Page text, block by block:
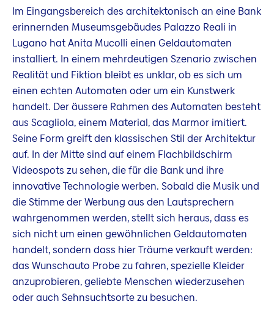
Im Eingangsbereich des architektonisch an eine Bank
erinnernden Museumsgebäudes Palazzo Reali in
Lugano hat Anita Mucolli einen Geldautomaten
installiert. In einem mehrdeutigen Szenario zwischen
Realität und Fiktion bleibt es unklar, ob es sich um
einen echten Automaten oder um ein Kunstwerk
handelt. Der äussere Rahmen des Automaten besteht
aus Scagliola, einem Material, das Marmor imitiert.
Seine Form greift den klassischen Stil der Architektur
auf. In der Mitte sind auf einem Flachbildschirm
Videospots zu sehen, die für die Bank und ihre
innovative Technologie werben. Sobald die Musik und
die Stimme der Werbung aus den Lautsprechern
wahrgenommen werden, stellt sich heraus, dass es
sich nicht um einen gewöhnlichen Geldautomaten
handelt, sondern dass hier Träume verkauft werden:
das Wunschauto Probe zu fahren, spezielle Kleider
anzuprobieren, geliebte Menschen wiederzusehen
oder auch Sehnsuchtsorte zu besuchen.